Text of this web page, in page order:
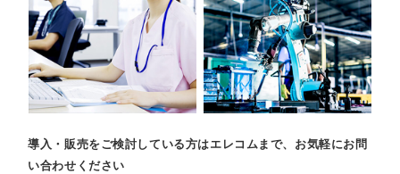
導入・販売をご検討している方はエレコムまで、お気軽にお問
い合わせください